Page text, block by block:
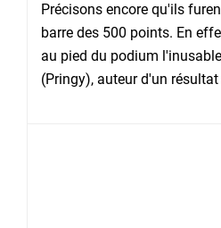
Précisons encore qu'ils
barre des 500 points. En
au pied du podium
(Pringy), auteur d'un